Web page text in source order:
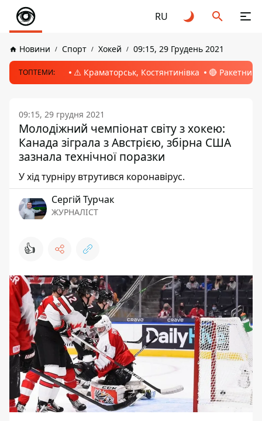
RU
Новини Спорт Хокей 09:15, 29 Грудень 2021
ТОПТЕМИ: ⚠️ Краматорськ, Костянтинівка 🔴 Ракетний
09:15, 29 грудня 2021
Молодіжний чемпіонат світу з хокею:
Канада зіграла з Австрією, збірна США
зазнала технічної поразки
У хід турніру втрутився коронавірус.
Сергій Турчак
ЖУРНАЛІСТ
👍